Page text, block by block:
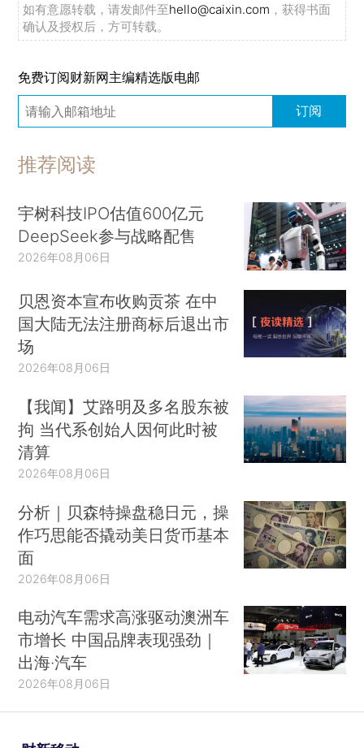
如有意愿转载，请发邮件至hello@caixin.com ，获得书面
确认及授权后，方可转载。
免费订阅财新网主编精选版电邮
订阅
推荐阅读
宇树科技IPO估值600亿元
DeepSeek参与战略配售
2026年08月06日
贝恩资本宣布收购贡茶 在中
国大陆无法注册商标后退出市
场
2026年08月06日
【我闻】艾路明及多名股东被
拘 当代系创始人因何此时被
清算
2026年08月06日
分析｜贝森特操盘稳日元，操
作巧思能否撬动美日货币基本
面
2026年08月06日
电动汽车需求高涨驱动澳洲车
市增长 中国品牌表现强劲｜
出海·汽车
2026年08月06日